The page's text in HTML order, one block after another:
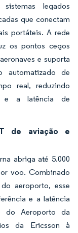
legados
que conectam
portáteis. A rede
os pontos cegos
e suporta
automatizado de
real, reduzindo
e a latência de
de aviação e
abriga até 5.000
voo. Combinado
aeroporto, esse
e a latência
do Aeroporto da
da Ericsson à